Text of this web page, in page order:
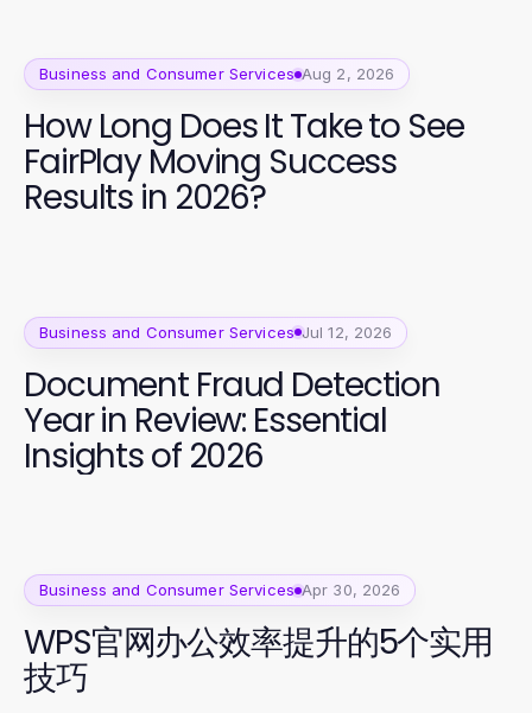
Business and Consumer Services Aug 2, 2026
How Long Does It Take to See
FairPlay Moving Success
Results in 2026?
Business and Consumer Services Jul 12, 2026
Document Fraud Detection
Year in Review: Essential
Insights of 2026
Business and Consumer Services Apr 30, 2026
WPS官网办公效率提升的5个实用
技巧